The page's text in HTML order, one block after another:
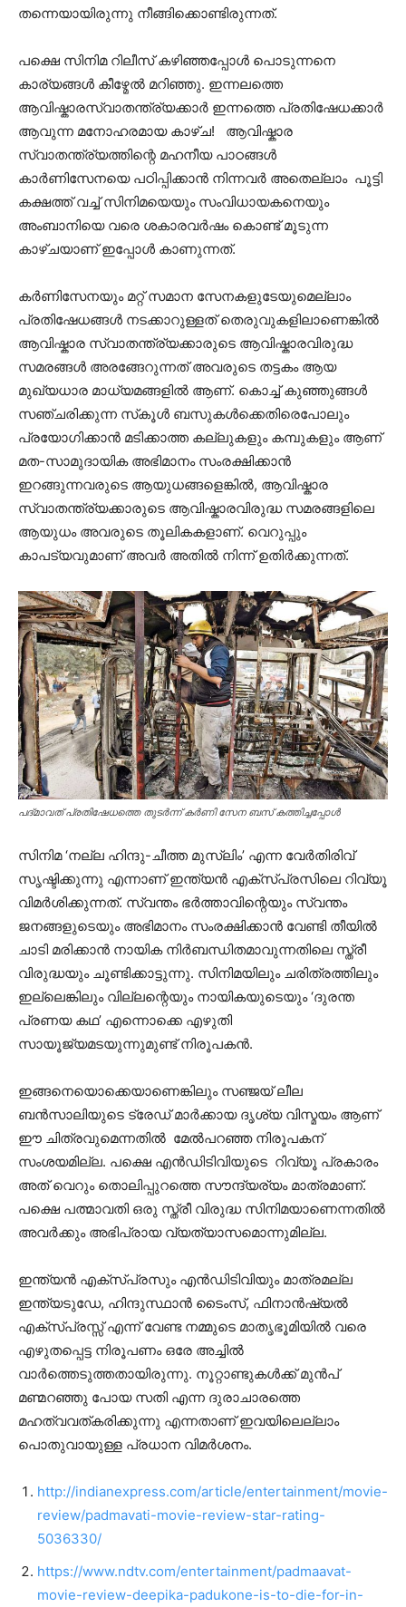
തന്നെയായിരുന്നു നീങ്ങിക്കൊണ്ടിരുന്നത്.
പക്ഷെ സിനിമ റിലീസ് കഴിഞ്ഞപ്പോൾ പൊടുന്നനെ
കാര്യങ്ങൾ കീഴ്മേൽ മറിഞ്ഞു. ഇന്നലത്തെ
ആവിഷ്കാരസ്വാതന്ത്ര്യക്കാർ ഇന്നത്തെ പ്രതിഷേധക്കാർ
ആവുന്ന മനോഹരമായ കാഴ്ച! ആവിഷ്കാര
സ്വാതന്ത്ര്യത്തിന്റെ മഹനീയ പാഠങ്ങൾ
കാർണിസേനയെ പഠിപ്പിക്കാൻ നിന്നവർ അതെല്ലാം പൂട്ടി
കക്ഷത്ത് വച്ച് സിനിമയെയും സംവിധായകനെയും
അംബാനിയെ വരെ ശകാരവർഷം കൊണ്ട് മൂടുന്ന
കാഴ്ചയാണ് ഇപ്പോൾ കാണുന്നത്.
കർണിസേനയും മറ്റ് സമാന സേനകളുടേയുമെല്ലാം
പ്രതിഷേധങ്ങൾ നടക്കാറുള്ളത് തെരുവുകളിലാണെങ്കിൽ
ആവിഷ്കാര സ്വാതന്ത്ര്യക്കാരുടെ ആവിഷ്കാരവിരുദ്ധ
സമരങ്ങൾ അരങ്ങേറുന്നത് അവരുടെ തട്ടകം ആയ
മുഖ്യധാര മാധ്യമങ്ങളിൽ ആണ്. കൊച്ച് കുഞ്ഞുങ്ങൾ
സഞ്ചരിക്കുന്ന സ്‌കൂൾ ബസുകൾക്കെതിരെപോലും
പ്രയോഗിക്കാൻ മടിക്കാത്ത കല്ലുകളും കമ്പുകളും ആണ്
മത-സാമുദായിക അഭിമാനം സംരക്ഷിക്കാൻ
ഇറങ്ങുന്നവരുടെ ആയുധങ്ങളെങ്കിൽ, ആവിഷ്കാര
സ്വാതന്ത്ര്യക്കാരുടെ ആവിഷ്കാരവിരുദ്ധ സമരങ്ങളിലെ
ആയുധം അവരുടെ തൂലികകളാണ്. വെറുപ്പും
കാപട്യവുമാണ് അവർ അതിൽ നിന്ന് ഉതിർക്കുന്നത്.
പദ്മാവത് പ്രതിഷേധത്തെ തുടർന്ന് കർണി സേന ബസ് കത്തിച്ചപ്പോൾ
സിനിമ ‘നല്ല ഹിന്ദു-ചീത്ത മുസ്ലിം’ എന്ന വേർതിരിവ്
സൃഷ്ടിക്കുന്നു എന്നാണ് ഇന്ത്യൻ എക്സ്പ്രസിലെ റിവ്യൂ
വിമർശിക്കുന്നത്. സ്വന്തം ഭർത്താവിന്റെയും സ്വന്തം
ജനങ്ങളുടെയും അഭിമാനം സംരക്ഷിക്കാൻ വേണ്ടി തീയിൽ
ചാടി മരിക്കാൻ നായിക നിർബന്ധിതമാവുന്നതിലെ സ്ത്രീ
വിരുദ്ധയും ചൂണ്ടിക്കാട്ടുന്നു. സിനിമയിലും ചരിത്രത്തിലും
ഇല്ലെങ്കിലും വില്ലന്റെയും നായികയുടെയും ‘ദുരന്ത
പ്രണയ കഥ’ എന്നൊക്കെ എഴുതി
സായൂജ്യമടയുന്നുമുണ്ട് നിരൂപകൻ.
ഇങ്ങനെയൊക്കെയാണെങ്കിലും സഞ്ജയ് ലീല
ബൻസാലിയുടെ ട്രേഡ് മാർക്കായ ദൃശ്യ വിസ്മയം ആണ്
ഈ ചിത്രവുമെന്നതിൽ മേൽപറഞ്ഞ നിരൂപകന്
സംശയമില്ല. പക്ഷെ എൻഡിടിവിയുടെ റിവ്യൂ പ്രകാരം
അത് വെറും തൊലിപ്പുറത്തെ സൗന്ദ്യര്യം മാത്രമാണ്.
പക്ഷെ പത്മാവതി ഒരു സ്ത്രീ വിരുദ്ധ സിനിമയാണെന്നതിൽ
അവർക്കും അഭിപ്രായ വ്യത്യാസമൊന്നുമില്ല.
ഇന്ത്യൻ എക്സ്പ്രസും എൻഡിടിവിയും മാത്രമല്ല
ഇന്ത്യടുഡേ, ഹിന്ദുസ്ഥാൻ ടൈംസ്, ഫിനാൻഷ്യൽ
എക്സ്പ്രസ്സ് എന്ന് വേണ്ട നമ്മുടെ മാതൃഭൂമിയിൽ വരെ
എഴുതപ്പെട്ട നിരൂപണം ഒരേ അച്ചിൽ
വാർത്തെടുത്തതായിരുന്നു. നൂറ്റാണ്ടുകൾക്ക് മുൻപ്
മണ്മറഞ്ഞു പോയ സതി എന്ന ദുരാചാരത്തെ
മഹത്വവത്കരിക്കുന്നു എന്നതാണ് ഇവയിലെല്ലാം
പൊതുവായുള്ള പ്രധാന വിമർശനം.
http://indianexpress.com/article/entertainment/movie-
review/padmavati-movie-review-star-rating-
5036330/
https://www.ndtv.com/entertainment/padmaavat-
movie-review-deepika-padukone-is-to-die-for-in-